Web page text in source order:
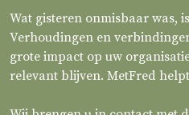
Wat gisteren onmisbaar was,
Verhoudingen en
grote impact op uw
relevant blijven. MetFred